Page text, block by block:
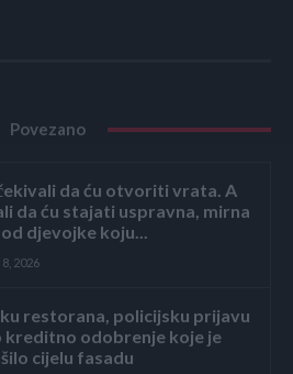
Povezano
da ću otvoriti vrata. A
da ću stajati uspravna, mirna
djevojke koju...
2026
restorana, policijsku prijavu
kreditno odobrenje koje je
cijelu fasadu